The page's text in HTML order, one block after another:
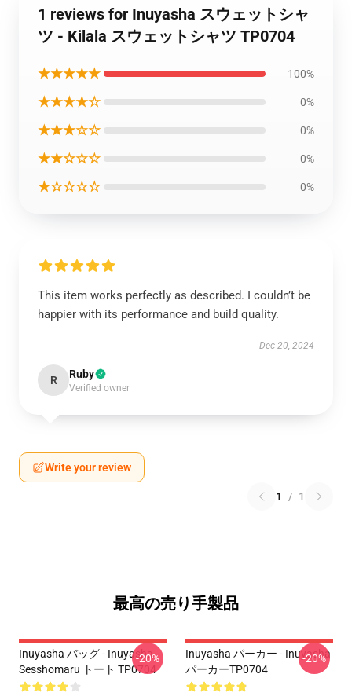
1 reviews for Inuyasha スウェットシャ
ツ - Kilala スウェットシャツ TP0704
★★★★★ 100%
★★★★☆ 0%
★★★☆☆ 0%
★★☆☆☆ 0%
★☆☆☆☆ 0%
This item works perfectly as described. I couldn’t be
happier with its performance and build quality.
Dec 20, 2024
R Ruby
Verified owner
Write your review
1 / 1
最高の売り手製品
Inuyasha バッグ - Inuyasha
Sesshomaru トート TP0704
-20%
Inuyasha パーカー - Inuyasha
パーカーTP0704
-20%